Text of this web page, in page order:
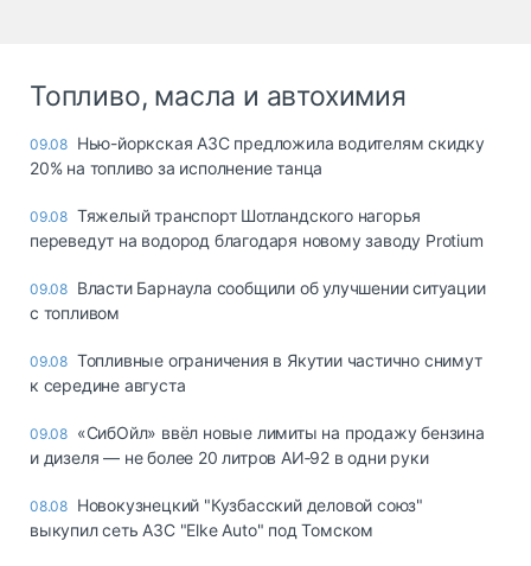
Топливо, масла и автохимия
09.08 Нью-йоркская АЗС предложила водителям скидку
20% на топливо за исполнение танца
09.08 Тяжелый транспорт Шотландского нагорья
переведут на водород благодаря новому заводу Protium
09.08 Власти Барнаула сообщили об улучшении ситуации
с топливом
09.08 Топливные ограничения в Якутии частично снимут
к середине августа
09.08 «СибОйл» ввёл новые лимиты на продажу бензина
и дизеля — не более 20 литров АИ‑92 в одни руки
08.08 Новокузнецкий "Кузбасский деловой союз"
выкупил сеть АЗС "Elke Auto" под Томском